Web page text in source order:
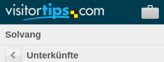
Solvang
Unterkünfte